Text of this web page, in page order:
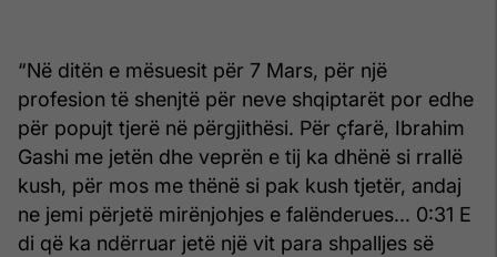
“Në ditën e mësuesit për 7 Mars, për një
profesion të shenjtë për neve shqiptarët por edhe
për popujt tjerë në përgjithësi. Për çfarë, Ibrahim
Gashi me jetën dhe veprën e tij ka dhënë si rrallë
kush, për mos me thënë si pak kush tjetër, andaj
ne jemi përjetë mirënjohjes e falënderues... 0:31 E
di që ka ndërruar jetë një vit para shpalljes së